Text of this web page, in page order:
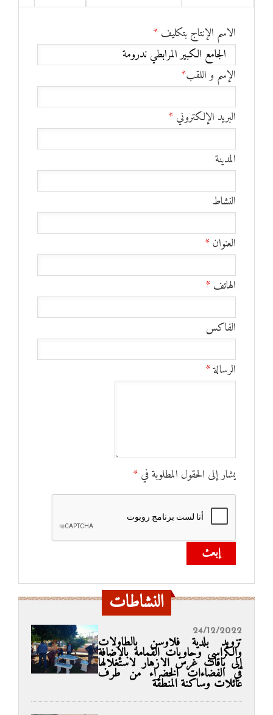
الاسم الإنتاج بتكليف*
الإسم و اللقب*
البريد الإلكتروني*
المدينة
النشاط
العنوان*
الهاتف*
الفاكس
الرسالة*
يشار إلى الحقول المطلوبة في*
إبعث
النشاطات
24/12/2022
تزويد بلدية فلاوسن بالطاولات
والكراسي وحاويات القمامة بالإضافة
إلى باقات غرس الازهار لاستغلالها
في الفضاءات الخضراء من طرف
عائلات وساكنة المنطقة